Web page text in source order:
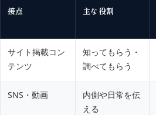
接点 主な役割
サイト掲載コン
テンツ
知ってもらう・
調べてもらう
SNS・動画
内側や日常を伝
える